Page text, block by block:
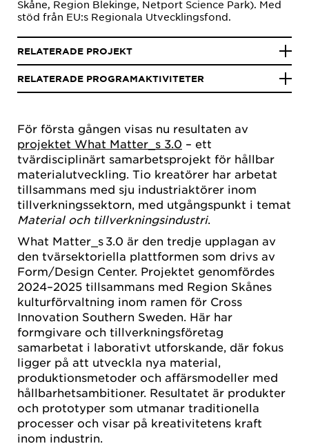
För första gången visas nu resultaten av
projektet What Matter_s 3.0 – ett
tvärdisciplinärt samarbetsprojekt för hållbar
materialutveckling. Tio kreatörer har arbetat
tillsammans med sju industriaktörer inom
tillverkningssektorn, med utgångspunkt i temat
Material och tillverkningsindustri.
What Matter_s 3.0 är den tredje upplagan av
den tvärsektoriella plattformen som drivs av
Form/Design Center. Projektet genomfördes
2024–2025 tillsammans med Region Skånes
kulturförvaltning inom ramen för Cross
Innovation Southern Sweden. Här har
formgivare och tillverkningsföretag
samarbetat i laborativt utforskande, där fokus
ligger på att utveckla nya material,
produktionsmetoder och affärsmodeller med
hållbarhetsambitioner. Resultatet är produkter
och prototyper som utmanar traditionella
processer och visar på kreativitetens kraft
inom industrin.
Skåne, Region Blekinge, Netport Science Park). Med
stöd från EU:s Regionala Utvecklingsfond.
RELATERADE PROJEKT
RELATERADE PROGRAMAKTIVITETER